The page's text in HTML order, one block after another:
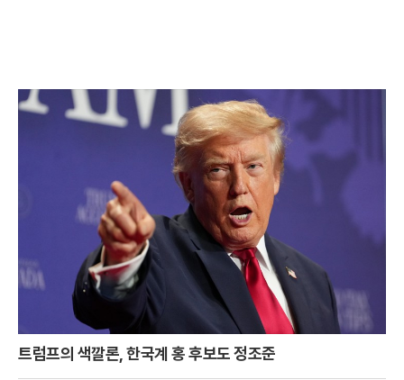
트럼프의 색깔론, 한국계 홍 후보도 정조준